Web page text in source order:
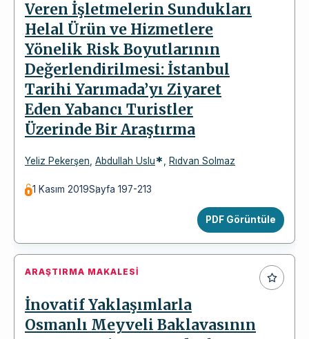
Veren İşletmelerin Sundukları
Helal Ürün ve Hizmetlere
Yönelik Risk Boyutlarının
Değerlendirilmesi: İstanbul
Tarihi Yarımada’yı Ziyaret
Eden Yabancı Turistler
Üzerinde Bir Araştırma
Yeliz Pekerşen, Abdullah Uslu*, Rıdvan Solmaz
1 Kasım 2019Sayfa 197-213
PDF Görüntüle
ARAŞTIRMA MAKALESI
İnovatif Yaklaşımlarla
Osmanlı Meyveli Baklavasının